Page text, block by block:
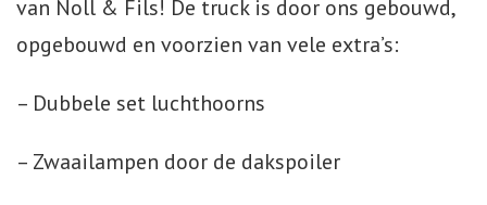
Trailers
Torpedo
NGS XXL
van Noll & Fils! De truck is door ons gebouwd,
opgebouwd en voorzien van vele extra’s:
– Dubbele set luchthoorns
– Zwaailampen door de dakspoiler